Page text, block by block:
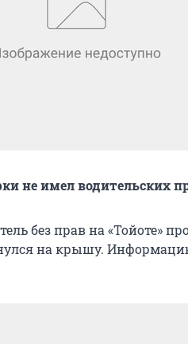
не имел водительских
без прав на «Тойоте»
на крышу.